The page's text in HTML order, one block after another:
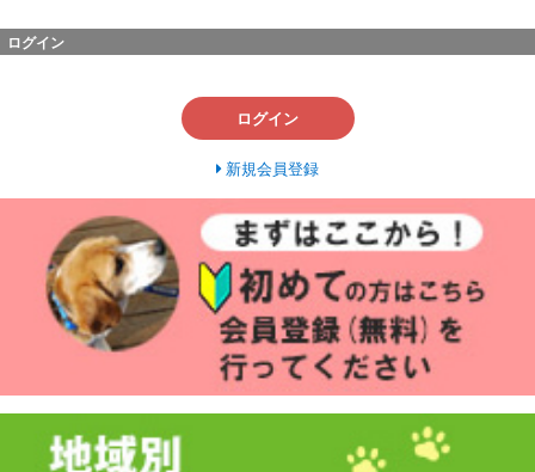
ログイン
ログイン
新規会員登録